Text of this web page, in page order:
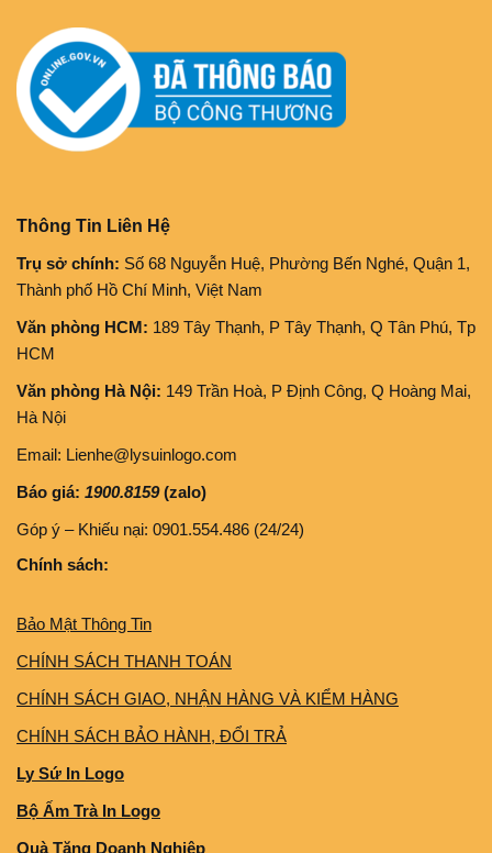
Thông Tin Liên Hệ
Trụ sở chính: Số 68 Nguyễn Huệ, Phường Bến Nghé, Quận 1,
Thành phố Hồ Chí Minh, Việt Nam
Văn phòng HCM: 189 Tây Thạnh, P Tây Thạnh, Q Tân Phú, Tp
HCM
Văn phòng Hà Nội: 149 Trần Hoà, P Định Công, Q Hoàng Mai,
Hà Nội
Email: Lienhe@lysuinlogo.com
Báo giá: 1900.8159(zalo)
Góp ý – Khiếu nại: 0901.554.486 (24/24)
Chính sách:
Bảo Mật Thông Tin
CHÍNH SÁCH THANH TOÁN
CHÍNH SÁCH GIAO, NHẬN HÀNG VÀ KIỂM HÀNG
CHÍNH SÁCH BẢO HÀNH, ĐỔI TRẢ
Ly Sứ In Logo
Bộ Ấm Trà In Logo
Quà Tặng Doanh Nghiệp